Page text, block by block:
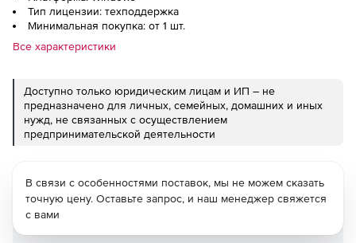
Тип лицензии: техподдержка
Минимальная покупка: от 1 шт.
Все характеристики
Доступно только юридическим лицам и ИП – не
предназначено для личных, семейных, домашних и иных
нужд, не связанных с осуществлением
предпринимательской деятельности
В связи с особенностями поставок, мы не можем сказать
точную цену. Оставьте запрос, и наш менеджер свяжется
с вами